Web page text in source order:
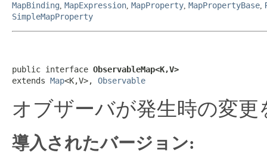
MapBinding, MapExpression, MapProperty, MapPropertyBase,
SimpleMapProperty
public interface ObservableMap<K,V>
extends Map<K,V>, Observable
オブザーバが発生時の変
導入されたバージョン: